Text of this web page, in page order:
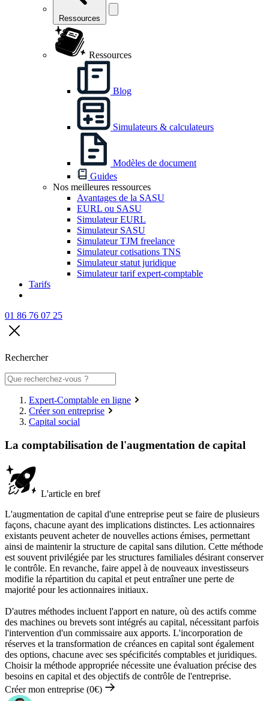
Ressources
Ressources
Blog
Simulateurs & calculateurs
Modèles de document
Guides
Nos meilleures ressources
Avantages de la SASU
EURL ou SASU
Simulateur EURL
Simulateur SASU
Simulateur TJM freelance
Simulateur cotisations TNS
Simulateur statut juridique
Simulateur tarif expert-comptable
Tarifs
01 86 76 07 25
Rechercher
Expert-Comptable en ligne
Créer son entreprise
Capital social
La comptabilisation de l'augmentation de capital
L'article en bref
L'augmentation de capital d'une entreprise peut se faire de plusieurs
façons, chacune ayant des implications distinctes. Les actionnaires
existants peuvent acheter de nouvelles actions émises, permettant
ainsi de maintenir la structure de capital sans dilution. Cette méthode
est souvent privilégiée par les structures familiales désirant conserver
le contrôle. En revanche, faire appel à de nouveaux investisseurs
modifie la répartition du capital et peut entraîner une perte de
majorité pour les actionnaires initiaux.
D'autres méthodes incluent l'apport en nature, où des actifs comme
des machines ou brevets sont intégrés au capital, nécessitant parfois
l'intervention d'un commissaire aux apports. L'incorporation de
réserves et la transformation de créances en capital sont également
des options, chacune avec ses spécificités comptables et juridiques.
Choisir la méthode appropriée nécessite une évaluation précise des
besoins en capital et des objectifs de contrôle de l'entreprise.
Créer mon entreprise (0€)